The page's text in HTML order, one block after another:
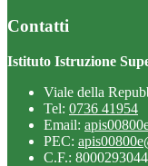
Contatti
Istituto Istruzione
Viale della
Tel: 0736 41954
Email:
PEC:
C.F.: